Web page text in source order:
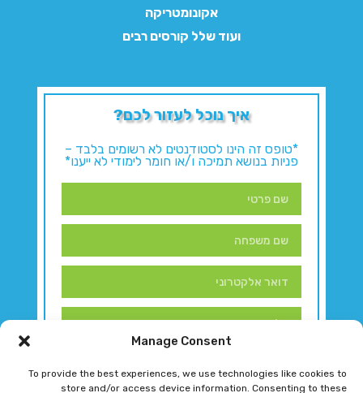
Manage Consent
To provide the best experiences, we use technologies like cookies to
store and/or access device information. Consenting to these
אקונומטריקה
ועוד שלל קורסים רבים
איך נוכל לעזור לכם?
*טופס זה הינו לסטודנטים לא רשומים בלבד –
פניות בנושא תמיכה ו/או חומר לימודי לא ייענו*